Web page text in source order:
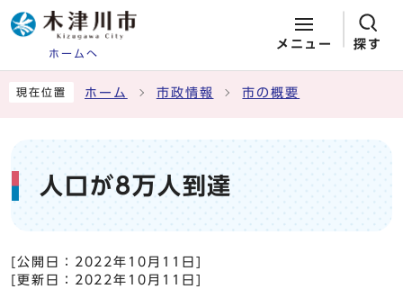
ホームへ
メニュー 探す
現在位置 ホーム 市政情報 市の概要
人口が8万人到達
[公開日： 2022年10月11日
[更新日： 2022年10月11日